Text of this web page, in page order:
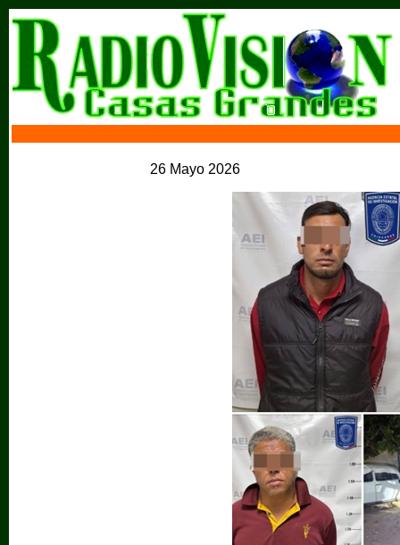
26 Mayo 2026